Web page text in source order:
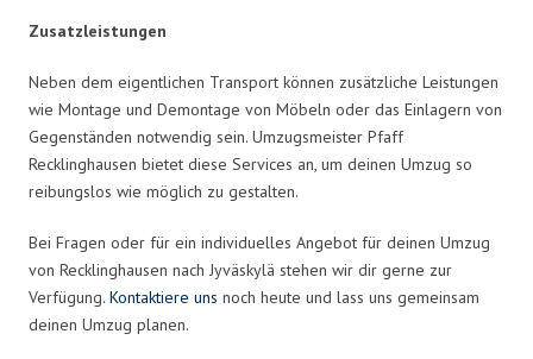
Zusatzleistungen
Neben dem eigentlichen Transport können zusätzliche Leistungen
wie Montage und Demontage von Möbeln oder das Einlagern von
Gegenständen notwendig sein. Umzugsmeister Pfaff
Recklinghausen bietet diese Services an, um deinen Umzug so
reibungslos wie möglich zu gestalten.
Bei Fragen oder für ein individuelles Angebot für deinen Umzug
von Recklinghausen nach Jyväskylä stehen wir dir gerne zur
Verfügung. Kontaktiere uns noch heute und lass uns gemeinsam
deinen Umzug planen.